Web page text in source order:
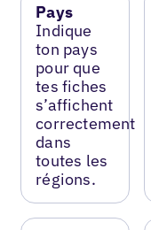
Pays
Indique
ton pays
pour que
tes fiches
s’affichent
correctement
dans
toutes les
régions.